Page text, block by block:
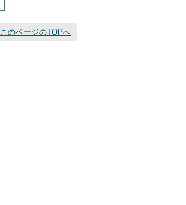
このページのTOPへ